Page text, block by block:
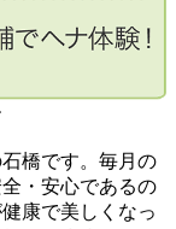
橋です。毎月の
・安心であるの
康で美しくなっ